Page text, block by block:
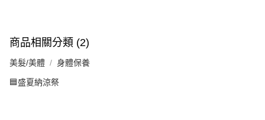
商品相關分類 (2)
美髮/美體 身體保養
🟦盛夏納涼祭